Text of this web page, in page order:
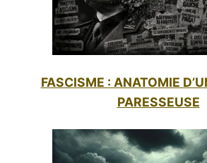
FASCISME : ANATOMIE
PARESSEUSE